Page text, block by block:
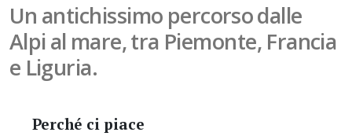
Un antichissimo percorso dalle
Alpi al mare, tra Piemonte, Francia
e Liguria.
Perché ci piace